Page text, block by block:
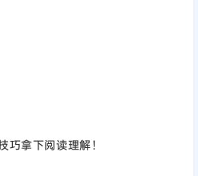
巧拿下阅读理解！